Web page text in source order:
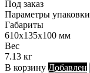
Под заказ
Параметры упаковки
Габариты
610х135х100 мм
Вес
7.13 кг
В корзину Добавлен